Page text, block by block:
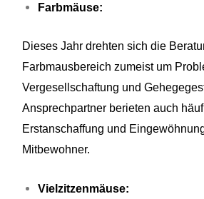
Farbmäuse:
Dieses Jahr drehten sich die
Farbmausbereich zumeist um
Vergesellschaftung und
Ansprechpartner berieten auch
Erstanschaffung und
Mitbewohner.
Vielzitzenmäuse: